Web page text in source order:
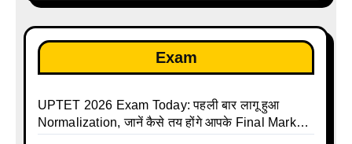
Exam
UPTET 2026 Exam Today: पहली बार लागू हुआ
Normalization, जानें कैसे तय होंगे आपके Final Marks